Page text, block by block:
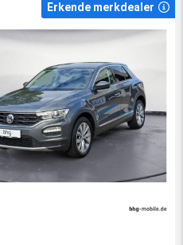
Erkende merkdealer